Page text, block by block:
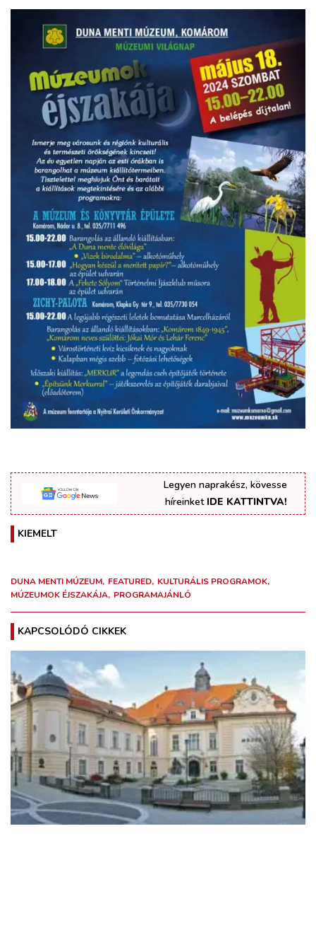
Legyen naprakész, kövesse
híreinket IDE KATTINTVA!
KIEMELT
DUNA MENTI MÚZEUM FEATURED KULTURÁLIS PROGRAMOK
MÚZEUMOK ÉJSZAKÁJA PROGRAMAJÁNLÓ
KAPCSOLÓDÓ CIKKEK